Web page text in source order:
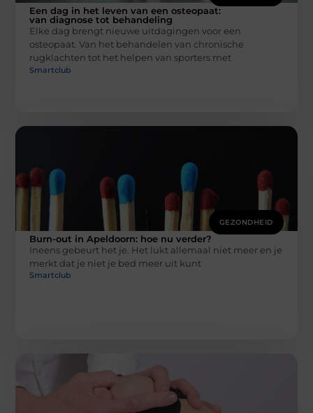
Een dag in het leven van een osteopaat:
van diagnose tot behandeling
Elke dag brengt nieuwe uitdagingen voor een
osteopaat. Van het behandelen van chronische
rugklachten tot het helpen van sporters met
Smartclub
GEZONDHEID
Burn-out in Apeldoorn: hoe nu verder?
Ineens gebeurt het je. Het lukt allemaal niet meer en je
merkt dat je niet je bed meer uit kunt
Smartclub